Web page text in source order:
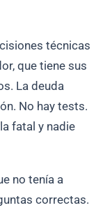
técnicas
que tiene sus
La deuda
No hay tests.
fatal y nadie
no tenía a
correctas.